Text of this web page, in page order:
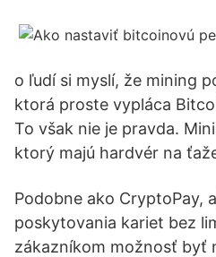
o ľudí si myslí, že mining
ktorá proste vypláca
To však nie je pravda.
ktorý majú hardvér na
Podobne ako CryptoPay,
poskytovania kariet bez
zákazníkom možnosť byť